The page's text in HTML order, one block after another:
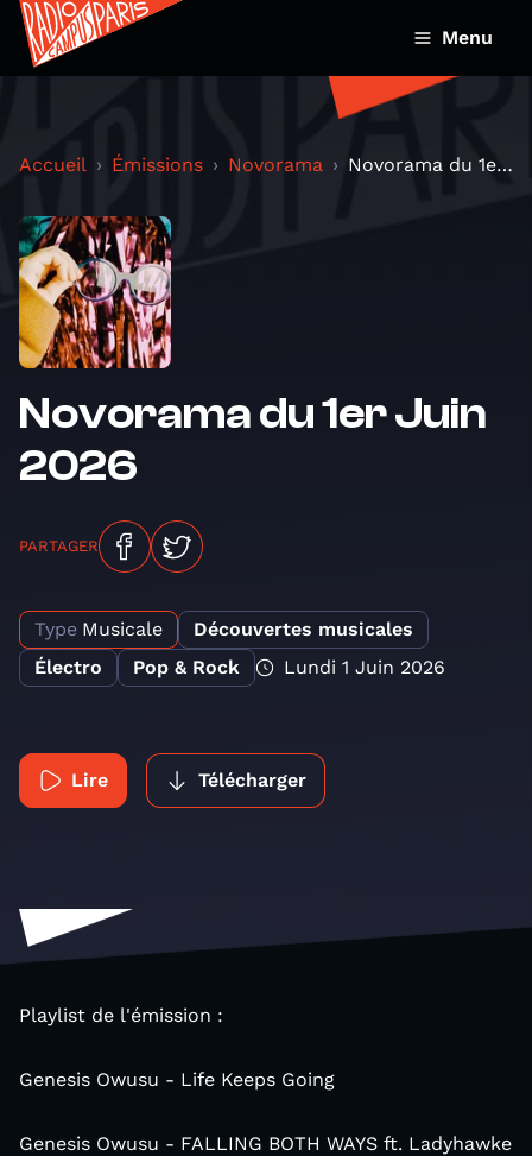
Menu
Accueil Émissions Novorama Novorama du 1er Juin 2026
Novorama du 1er Juin
2026
PARTAGER
Type Musicale
Découvertes musicales
Électro
Pop & Rock Lundi 1 Juin 2026
Lire Télécharger
Playlist de l'émission :
Genesis Owusu - Life Keeps Going
Genesis Owusu - FALLING BOTH WAYS ft. Ladyhawke